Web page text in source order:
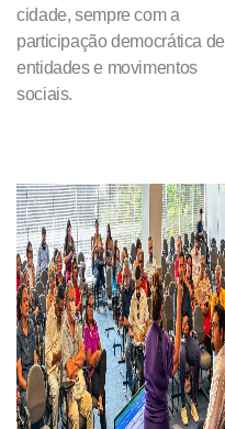
cidade, sempre com a
participação democrática de
entidades e movimentos
sociais.